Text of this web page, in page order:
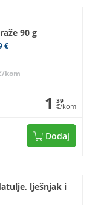
90 g
€
kom
1 39
€/kom
Dodaj
lješnjak i